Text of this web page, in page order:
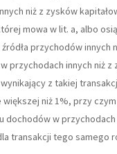
niż z zysków
mowa w lit. a, albo
przychodów innych
przychodach innych niż z
z takiej
niż 1%, przy
dochodów w
transakcji tego samego